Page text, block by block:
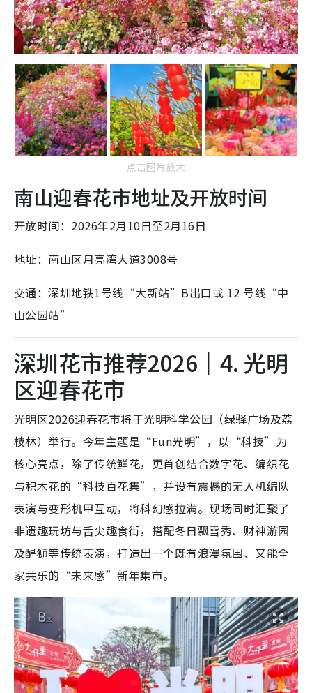
点击图片放大
南山迎春花市地址及开放时间
开放时间：2026年2月10日至2月16日
地址：南山区月亮湾大道3008号
交通：深圳地铁1号线“大新站”B出口或 12 号线“中
山公园站”
深圳花市推荐2026｜4. 光明
区迎春花市
光明区2026迎春花市将于光明科学公园（绿驿广场及荔
枝林）举行。今年主题是“Fun光明”，以“科技”为
核心亮点，除了传统鲜花，更首创结合数字花、编织花
与积木花的“科技百花集”，并设有震撼的无人机编队
表演与变形机甲互动，将科幻感拉满。现场同时汇聚了
非遗趣玩坊与舌尖趣食街，搭配冬日飘雪秀、财神游园
及醒狮等传统表演，打造出一个既有浪漫氛围、又能全
家共乐的“未来感”新年集市。